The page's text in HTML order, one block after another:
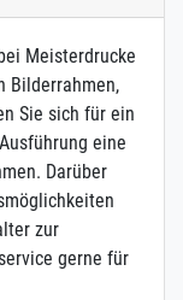
Meisterdrucke
Bilderrahmen,
Sie sich für ein
eine
Darüber
zur
gerne für